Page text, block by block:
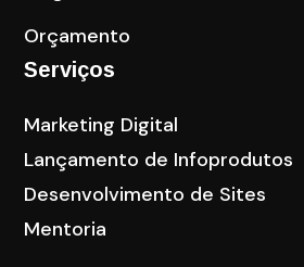
Orçamento
Serviços
Marketing Digital
Lançamento de Infoprodutos
Desenvolvimento de Sites
Mentoria